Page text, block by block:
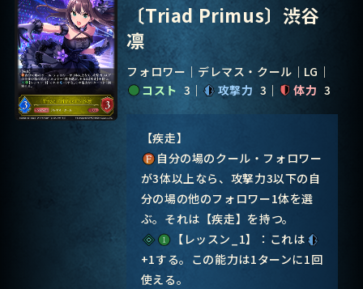
〔Triad Primus〕渋谷
凛
フォロワー デレマス・クール
LG
コスト 3 攻撃力 3 体力 3
【疾走】
自分の場のクール・フォロワー
が3体以上なら、攻撃力3以下の自
分の場の他のフォロワー1体を選
ぶ。それは【疾走】を持つ。
【レッスン_1】：これは
+1する。この能力は1ターンに1回
使える。